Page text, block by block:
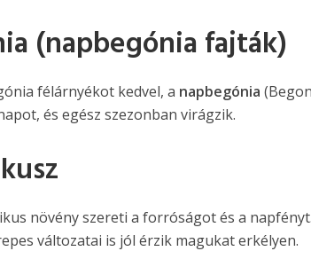
(napbegónia fajták)
félárnyékot kedvel, a napbegónia
és egész szezonban virágzik.
növény szereti a forróságot és a
változatai is jól érzik magukat erkélyen.